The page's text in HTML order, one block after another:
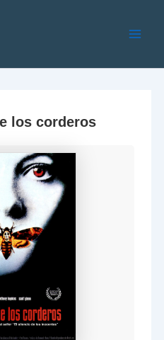
los corderos